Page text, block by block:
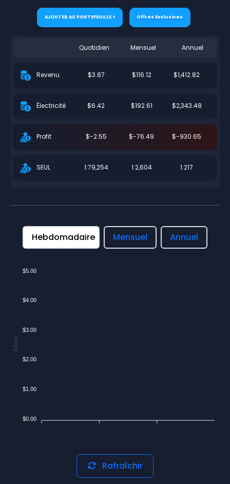
AJOUTER AU PORTEFEUILLE + Offres Exclusives
Quotidien Mensuel Annuel
Revenu $3.87 $116.12 $1,412.82
Électricité $6.42 $192.61 $2,343.48
Profit $-2.55 $-76.49 $-930.65
SEUL 1:79,254 1:2,604 1:217
Hebdomadaire Mensuel Annuel
$5.00
$4.00
$3.00
$2.00
$1.00
$0.00
$/Day
Rafraîchir